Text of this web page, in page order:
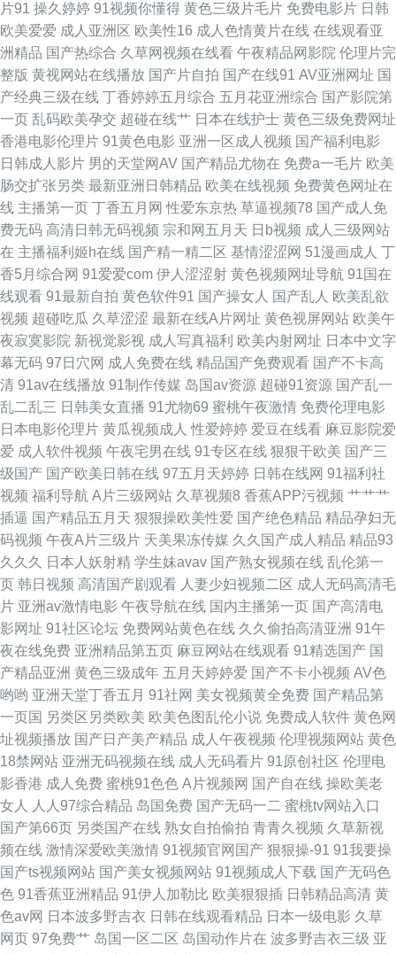
区 A片共享资源吧 欧美日韩成人精品 91纯爱版 福利社17p 日韩素人导航 激
情丁香社区 日韩干狠狠 A片共享资源吧 海角社区在线视频福利 91韩国成人
TV 午夜视频三区 99在线老司机福利 人人操免费手机观看 91制作室白乳 人
妻丰满精品一区 91蜜臀不卡 91豆花 狼人久操 91麻豆桃色免费看 男人色情
天堂 国产精自拍 精品老司机999 95看片亚洲伦理片 欧美日免费专区 黄射网
站 91大茄子 国产黄a三级大片 影音先锋丝袜美脚 久草成人在线观看 日韩专
区第三页 91大片免费看 亚洲三级网站网址 阿v视频网站 成人精品国产精品
国产区福利 亚洲色图1p 成人奶妈免费观看 婷婷五六月天 成人在线超碰91 日
韩首页 成人午夜福利在线 探花电影免费观看 成人性爱午夜福利网 色综合国
产成人 91碰碰碰 老司机视频入口 91tv成人短视频 俺去啦视频官网 91爱爱社
区欧美女同 国产二区视频 91cn在线视频 黑丝美女白虎 91n在线看 国产α自
怕 影音先锋每日AV 国产成人精品久久 91视频网在线 日本韩国久久 91视频
大全在线观看 免费美女三级网址 91管方传谋免费线观看 另类人妖伦 91视频
熟女国产 欧美人兽网站 91黄软件免费版下 欧美三级网站 91网站观看 欧洲亚
洲精品人妻 91人妻草 人妻日韩精品中文 91人妻吸奶水91网站 新视觉影院尤
物视频 91国产在线免费观看 午夜精品波多野吉依 人妻中文字幕91 福利日在
线观看 亚洲激情小说网 国模精品视频一区 影音先锋av资源在线 韩日欧美好
看剧 91福利姬影院
片91 操久婷婷 91视频你懂得 黄色三级片毛片 免费电影片 日韩
欧美爱爱 成人亚洲区 欧美性16 成人色情黄片在线 在线观看亚
洲精品 国产热综合 久草网视频在线看 午夜精品网影院 伦理片完
整版 黄视网站在线播放 国产片自拍 国产在线91 AV亚洲网址 国
产经典三级在线 丁香婷婷五月综合 五月花亚洲综合 国产影院第
一页 乱码欧美孕交 超碰在线艹 日本在线护士 黄色三级免费网址
香港电影伦理片 91黄色电影 亚洲一区成人视频 国产福利电影
日韩成人影片 男的天堂网AV 国产精品尤物在 免费a一毛片 欧美
肠交扩张另类 最新亚洲日韩精品 欧美在线视频 免费黄色网址在
线 主播第一页 丁香五月网 性爱东京热 草逼视频78 国产成人免
费无码 高清日韩无码视频 宗和网五月天 日b视频 成人三级网站
在 主播福利姬h在线 国产精一精二区 基情涩涩网 51漫画成人 丁
香5月综合网 91爱爱com 伊人涩涩射 黄色视频网址导航 91国在
线观看 91最新自拍 黄色软件91 国产操女人 国产乱人 欧美乱欲
视频 超碰吃瓜 久草涩涩 最新在线A片网址 黄色视屏网站 欧美午
夜寂寞影院 新视觉影视 成人写真福利 欧美内射网址 日本中文字
幕无码 97日穴网 成人免费在线 精品国产免费观看 国产不卡高
清 91av在线播放 91制作传媒 岛国av资源 超碰91资源 国产乱一
乱二乱三 日韩美女直播 91尤物69 蜜桃午夜激情 免费伦理电影
日本电影伦理片 黄瓜视频成人 性爱婷婷 爱豆在线看 麻豆影院爱
爱 成人软件视频 午夜宅男在线 91专区在线 狠狠干欧美 国产三
级国产 国产欧美日韩在线 97五月天婷婷 日韩在线网 91福利社
视频 福利导航 A片三级网站 久草视频8 香蕉APP污视频 艹艹艹
插逼 国产精品五月天 狠狠操欧美性爱 国产绝色精品 精品孕妇无
码视频 午夜A片三级片 天美果冻传媒 久久国产成人精品 精品93
久久久
日本人妖射精 学生妹avav 国产熟女视频在线 乱伦第一
页 韩日视频 高清国产剧观看 人妻少妇视频二区 成人无码高清毛
片 亚洲av激情电影 午夜导航在线 国内主播第一页 国产高清电
影网址 91社区论坛 免费网站黄色在线 久久偷拍高清亚洲 91午
夜在线免费 亚洲精品第五页 麻豆网站在线观看 91精选国产 国
产精品亚洲 黄色三级成年 五月天婷婷爱 国产不卡小视频 AV色
哟哟 亚洲天堂丁香五月 91社网 美女视频黄全免费 国产精品第
一页国 另类区另类欧美 欧美色图乱伦小说 免费成人软件 黄色网
址视频播放 国产日产美产精品 成人午夜视频 伦理视频网站 黄色
18禁网站 亚洲无码视频在线 成人无码看片 91原创社区 伦理电
影香港 成人免费 蜜桃91色色 A片视频网 国产自在线 操欧美老
女人
人人97综合精品 岛国免费 国产无码一二 蜜桃tv网站入口
国产第66页 另类国产在线 熟女自拍偷拍 青青久视频 久草新视
频在线 激情深爱欧美激情 91视频官网国产 狠狠操-91 91我要操
国产ts视频网站 国产美女视频网站 91视频成人下载 国产无码色
色 91香蕉亚洲精品 91伊人加勒比 欧美狠狠插 日韩精品高清 黄
色av网 日本波多野吉衣 日韩在线观看精品 日本一级电影 久草
网页 97免费艹 岛国一区二区 岛国动作片在 波多野吉衣三级 亚